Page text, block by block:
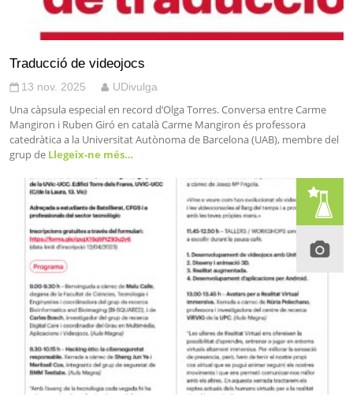
Traducció de videojocs
13 nov. 2025 UDivulga
Una càpsula especial en record d’Olga Torres. Conversa entre Carme
Mangiron i Ruben Giró en català Carme Mangiron és professora
catedràtica a la Universitat Autònoma de Barcelona (UAB), membre del
grup de Llegeix-ne més…